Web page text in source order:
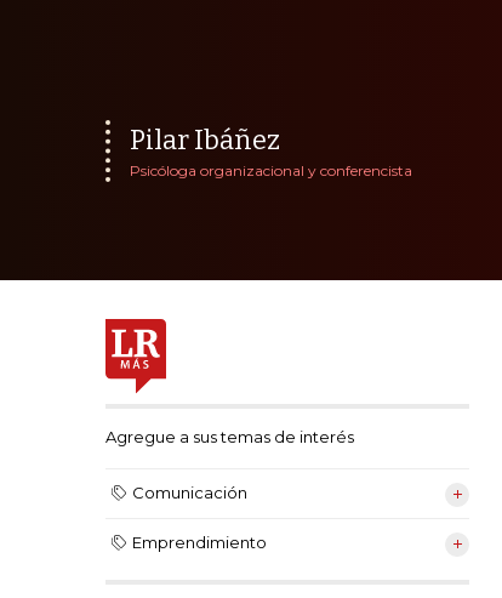
Pilar Ibáñez
Psicóloga organizacional y conferencista
Agregue a sus temas de interés
Comunicación
Emprendimiento